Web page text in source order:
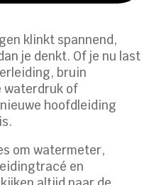
klinkt spannend,
je denkt. Of je nu last
bruin
waterdruk of
hoofdleiding
om watermeter,
en